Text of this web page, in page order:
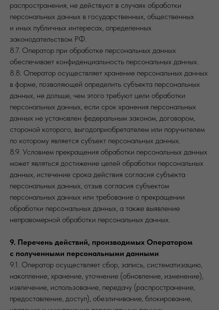
распространения, не действуют в случаях обработки
персональных данных в государственных, общественных
и иных публичных интересах, определенных
законодательством РФ.
8.7. Оператор при обработке персональных данных
обеспечивает конфиденциальность персональных данных.
8.8. Оператор осуществляет хранение персональных данных
в форме, позволяющей определить субъекта персональных
данных, не дольше, чем этого требуют цели обработки
персональных данных, если срок хранения персональных
данных не установлен федеральным законом, договором,
стороной которого, выгодоприобретателем или поручителем
по которому является субъект персональных данных.
8.9. Условием прекращения обработки персональных данных
может являться достижение целей обработки персональных
данных, истечение срока действия согласия субъекта
персональных данных, отзыв согласия субъектом
персональных данных или требование о прекращении
обработки персональных данных, а также выявление
неправомерной обработки персональных данных.
9. Перечень действий, производимых Оператором
с полученными персональными данными
9.1. Оператор осуществляет сбор, запись, систематизацию,
накопление, хранение, уточнение (обновление, изменение),
извлечение, использование, передачу (распространение,
предоставление, доступ), обезличивание, блокирование,